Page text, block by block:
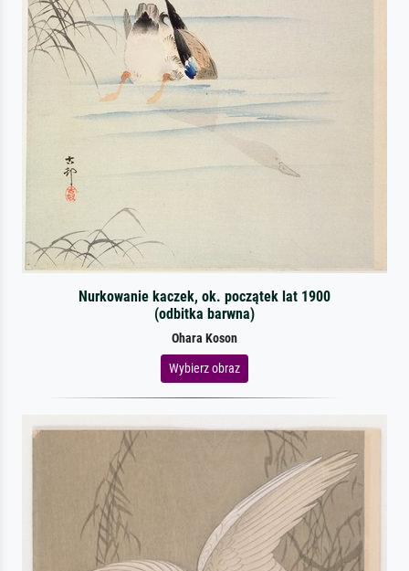
Nurkowanie kaczek, ok. początek lat 1900
(odbitka barwna)
Ohara Koson
Wybierz obraz